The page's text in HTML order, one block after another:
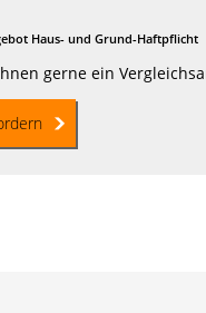
Haus- und Grund-Haftpflicht
gerne ein